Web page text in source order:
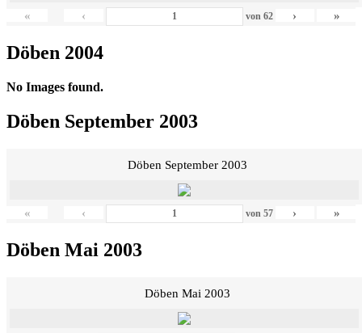
« ‹ von 62 › »
Döben 2004
No Images found.
Döben September 2003
Döben September 2003
« ‹ von 57 › »
Döben Mai 2003
Döben Mai 2003